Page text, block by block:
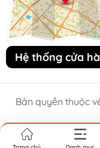
Hệ thống cửa
Bản quyền thuộc